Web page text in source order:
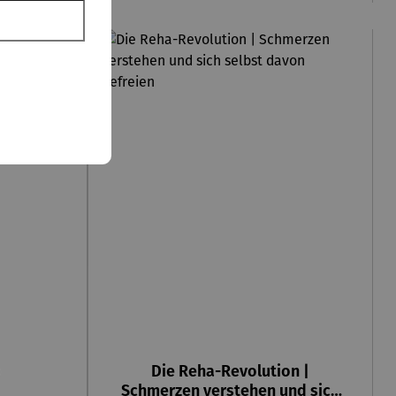
Die Reha-Revolution |
Schmerzen verstehen und sich